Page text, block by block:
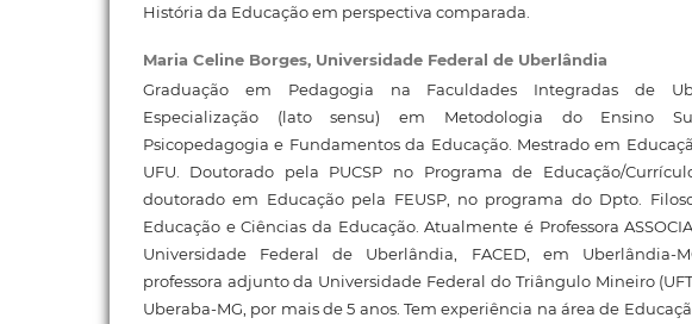
História da Educação em perspectiva comparada.
Maria Celine Borges, Universidade Federal de Uberlândia
Graduação em Pedagogia na Faculdades Integradas de
Especialização (lato sensu) em Metodologia do Ensino
Psicopedagogia e Fundamentos da Educação. Mestrado em
UFU. Doutorado pela PUCSP no Programa de Educação/
doutorado em Educação pela FEUSP, no programa do Dpto.
Educação e Ciências da Educação. Atualmente é Professora
Universidade Federal de Uberlândia, FACED, em Uberlândia-
professora adjunto da Universidade Federal do Triângulo Mineiro
Uberaba-MG, por mais de 5 anos. Tem experiência na área de